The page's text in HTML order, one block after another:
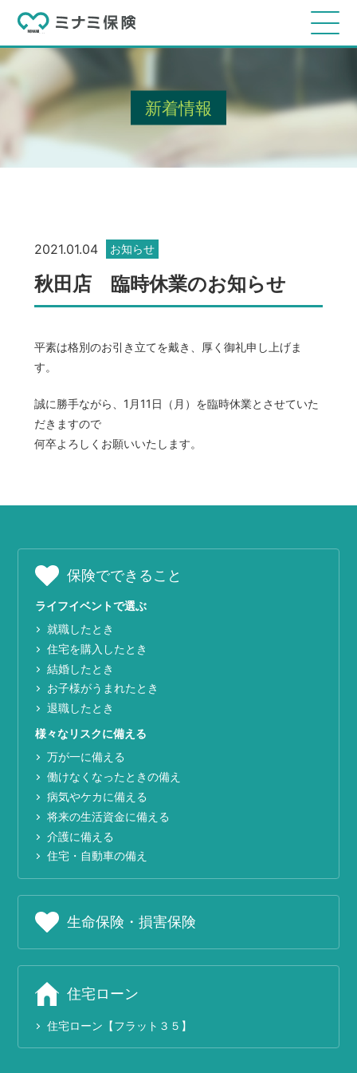
新着情報
2021.01.04 お知らせ
秋田店 臨時休業のお知らせ
平素は格別のお引き立てを戴き、厚く御礼申し上げま
す。
誠に勝手ながら、1月11日（月）を臨時休業とさせていた
だきますので
何卒よろしくお願いいたします。
保険でできること
ライフイベントで選ぶ
就職したとき
住宅を購入したとき
結婚したとき
お子様がうまれたとき
退職したとき
様々なリスクに備える
万が一に備える
働けなくなったときの備え
病気やケカに備える
将来の生活資金に備える
介護に備える
住宅・自動車の備え
生命保険・損害保険
住宅ローン
住宅ローン【フラット３５】